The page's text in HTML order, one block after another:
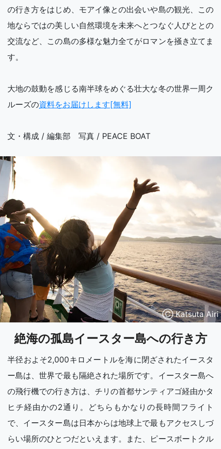
の行き方をはじめ、モアイ像との出会いや島の観光、この
地ならではの美しい自然環境を未来へとつなぐ人びととの
交流など、この島の多様な魅力全てがロマンを掻き立てま
す。
大地の鼓動を感じる南半球をめぐる壮大な冬の世界一周ク
ルーズの資料をお届けします[無料]
文・構成 / 編集部 写真 / PEACE BOAT
Ⓒ Katsuta Airi
絶海の孤島イースター島への行き方
半径およそ2,000キロメートルを海に閉ざされたイースタ
ー島は、世界で最も隔絶された場所です。イースター島へ
の飛行機での行き方は、チリの首都サンティアゴ経由かタ
ヒチ経由かの2通り。どちらもかなりの長時間フライト
で、イースター島は日本からは地球上で最もアクセスしづ
らい場所のひとつだといえます。また、ピースボートクル